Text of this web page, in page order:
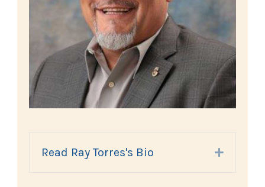
Read Ray Torres's Bio Expand